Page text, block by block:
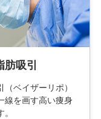
肪吸引
ベイザーリポ）
線を画す高い痩身